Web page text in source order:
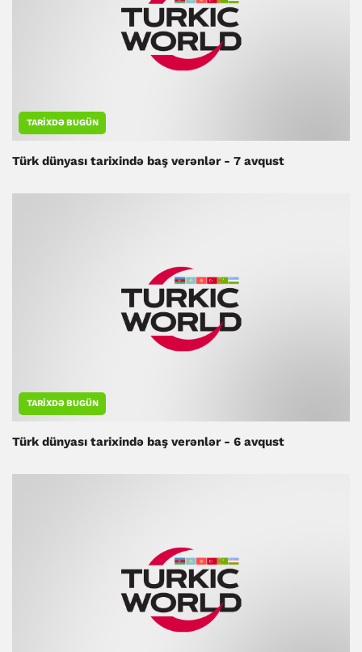
TARIXDƏ BUGÜN
Türk dünyası tarixində baş verənlər - 7 avqust
TARIXDƏ BUGÜN
Türk dünyası tarixində baş verənlər - 6 avqust